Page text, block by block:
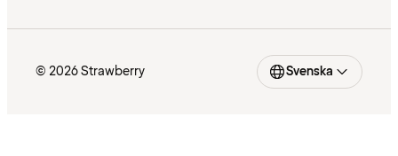
© 2026 Strawberry Svenska